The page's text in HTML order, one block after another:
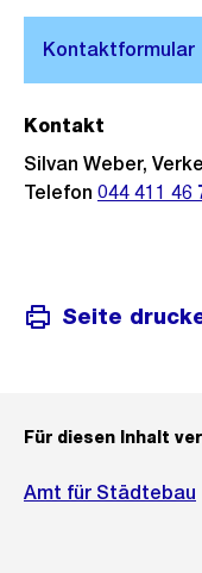
Kontakt
Silvan Weber,
Telefon 044 411 46
Seite
Für diesen Inhalt
Amt für Städtebau